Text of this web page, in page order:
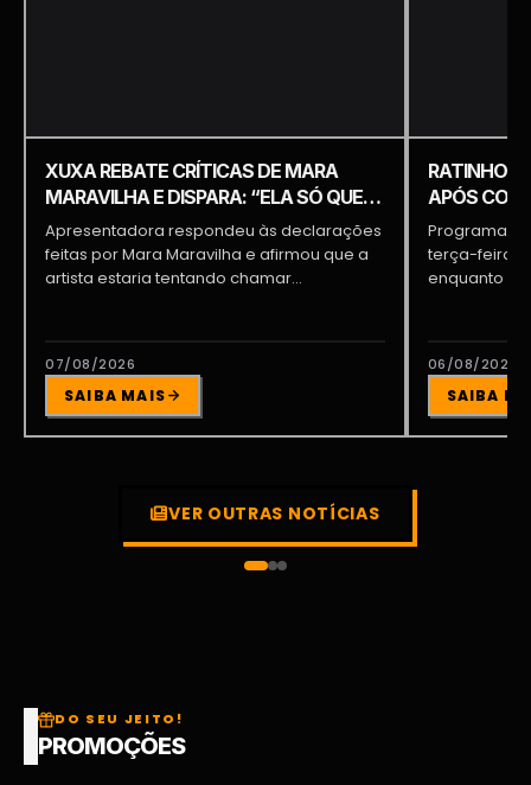
XUXA REBATE CRÍTICAS DE MARA
MARAVILHA E DISPARA: “ELA SÓ QUER
APARECER”
Apresentadora respondeu às declarações
feitas por Mara Maravilha e afirmou que a
artista estaria tentando chamar...
07/08/2026
SAIBA MAIS
RATINHO É
APÓS
PIQUILO
Programa
terça-feira
enquanto a
06/08/2026
SAIBA
VER OUTRAS NOTÍCIAS
DO SEU JEITO!
PROMOÇÕES